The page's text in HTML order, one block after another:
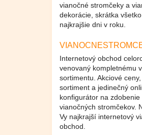
vianočné stromčeky a
dekorácie, skrátka
najkrajšie dni v roku.
Internetový obchod
venovaný kompletnému
sortimentu. Akciové
sortiment a jedinečný
konfigurátor na zdobenie
vianočných stromčekov.
Vy najkrajší internetový
obchod.